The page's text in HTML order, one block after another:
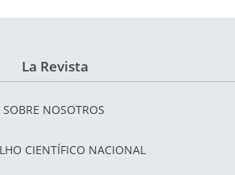
La Revista
SOBRE NOSOTROS
CIENTÍFICO NACIONAL